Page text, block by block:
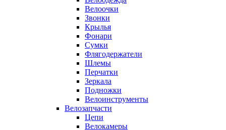
Велоочки
Звонки
Крылья
Фонари
Сумки
Флягодержатели
Шлемы
Перчатки
Зеркала
Подножки
Велоинструменты
Велозапчасти
Цепи
Велокамеры